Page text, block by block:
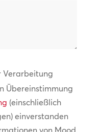
Verarbeitung
Übereinstimmung
(einschließlich
einverstanden
von Mood